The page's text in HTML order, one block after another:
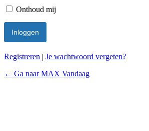
Onthoud mij
Registreren | Je wachtwoord vergeten?
← Ga naar MAX Vandaag